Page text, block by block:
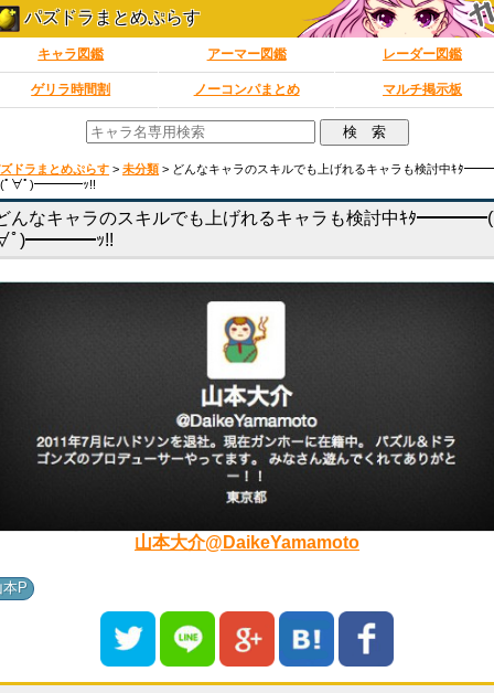
パズドラまとめぷらす
キャラ図鑑 アーマー図鑑 レーダー図鑑
ゲリラ時間割 ノーコンパまとめ マルチ掲示板
ドラまとめぷらす > 未分類 > どんなキャラのスキルでも上げれるキャラも検討中ｷﾀ
ﾟ∀ﾟ)━━━━ｯ!!
んなキャラのスキルでも上げれるキャラも検討中ｷﾀ
ﾟ)━━━━ｯ!!
山本大介@DaikeYamamoto
本P